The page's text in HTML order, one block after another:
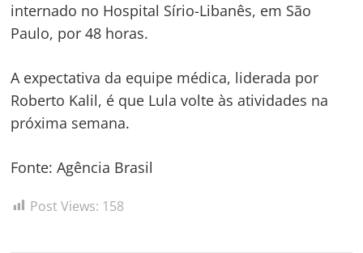
internado no Hospital Sírio-Libanês, em São
Paulo, por 48 horas.
A expectativa da equipe médica, liderada por
Roberto Kalil, é que Lula volte às atividades na
próxima semana.
Fonte: Agência Brasil
Post Views: 158